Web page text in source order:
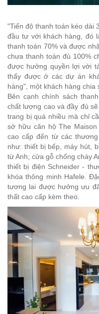
"Tiến độ thanh toán kéo dài
đầu tư với khách hàng, đó
thanh toán 70% và được
chưa thanh toán đủ 100%
được hưởng quyền lợi với
thấy được ở các dự án
hàng", một khách hàng chia
Bên cạnh chính sách
chất lượng cao và đầy đủ
trang bị quá nhiều mà chỉ
sở hữu căn hộ The
cao cấp đến từ các
như: thiết bị bếp, máy hút,
từ Anh; cửa gỗ chống cháy
thiết bị điện Schneider -
khóa thông minh Hafele.
tương lai được hưởng ưu
thất cao cấp kèm theo.